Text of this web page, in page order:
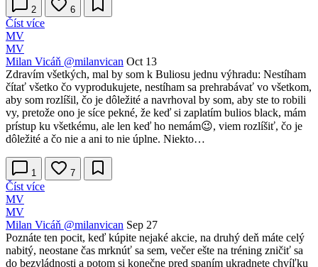
2 6
Číst více
MV
MV
Milan Vicáň @milanvican Oct 13
Zdravím všetkých, mal by som k Buliosu jednu výhradu: Nestíham
čítať všetko čo vyprodukujete, nestíham sa prehrabávať vo všetkom,
aby som rozlíšil, čo je dôležité a navrhoval by som, aby ste to robili
vy, pretože ono je síce pekné, že keď si zaplatím bulios black, mám
prístup ku všetkému, ale len keď ho nemám😉, viem rozlíšiť, čo je
dôležité a čo nie a ani to nie úplne. Niekto…
1 7
Číst více
MV
MV
Milan Vicáň @milanvican Sep 27
Poznáte ten pocit, keď kúpite nejaké akcie, na druhý deň máte celý
nabitý, neostane čas mrknúť sa sem, večer ešte na tréning zničiť sa
do bezvládnosti a potom si konečne pred spaním ukradnete chvíľku